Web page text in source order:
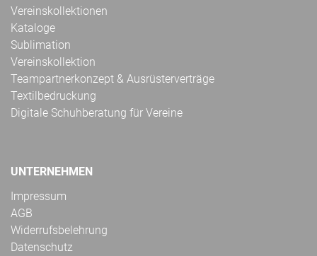
Vereinskollektionen
Kataloge
Sublimation
Vereinskollektion
Teampartnerkonzept & Ausrüsterverträge
Textilbedruckung
Digitale Schuhberatung für Vereine
UNTERNEHMEN
Impressum
AGB
Widerrufsbelehrung
Datenschutz